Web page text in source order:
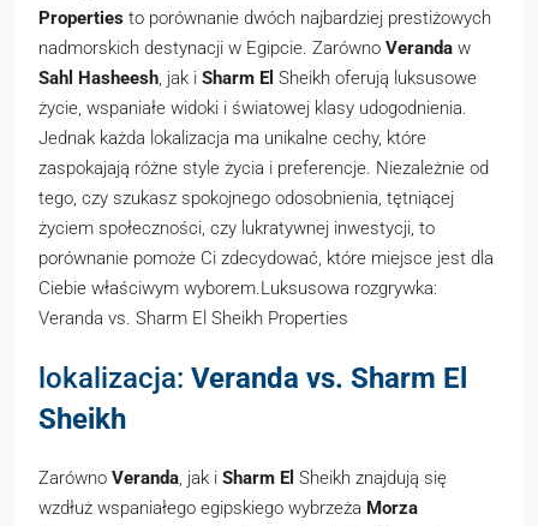
Properties to porównanie dwóch najbardziej prestiżowych
nadmorskich destynacji w Egipcie. Zarówno Veranda w
Sahl Hasheesh, jak i Sharm El Sheikh oferują luksusowe
życie, wspaniałe widoki i światowej klasy udogodnienia.
Jednak każda lokalizacja ma unikalne cechy, które
zaspokajają różne style życia i preferencje. Niezależnie od
tego, czy szukasz spokojnego odosobnienia, tętniącej
życiem społeczności, czy lukratywnej inwestycji, to
porównanie pomoże Ci zdecydować, które miejsce jest dla
Ciebie właściwym wyborem.Luksusowa rozgrywka:
Veranda vs. Sharm El Sheikh Properties
lokalizacja: Veranda vs. Sharm El
Sheikh
Zarówno Veranda, jak i Sharm El Sheikh znajdują się
wzdłuż wspaniałego egipskiego wybrzeża Morza